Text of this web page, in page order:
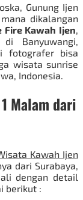
Gunung Ijen
dikalangan
Fire Kawah Ijen,
Banyuwangi,
fotografer bisa
wisata sunrise
Indonesia.
Malam dari
Kawah Ijen
dari Surabaya
dengan detail
berikut :